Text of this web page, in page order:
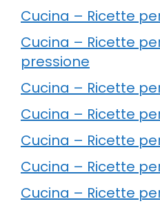
Cucina – Ricette
Cucina – Ricette
pressione
Cucina – Ricette
Cucina – Ricette
Cucina – Ricette
Cucina – Ricette
Cucina – Ricette